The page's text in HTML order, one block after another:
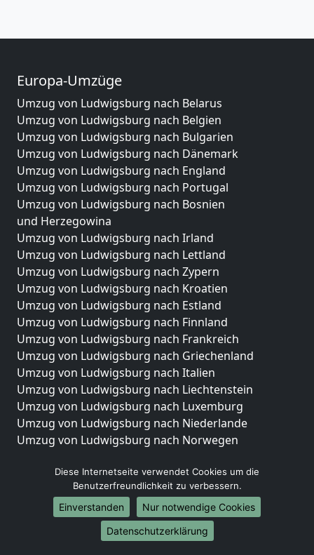
Europa-Umzüge
Umzug von Ludwigsburg nach Belarus
Umzug von Ludwigsburg nach Belgien
Umzug von Ludwigsburg nach Bulgarien
Umzug von Ludwigsburg nach Dänemark
Umzug von Ludwigsburg nach England
Umzug von Ludwigsburg nach Portugal
Umzug von Ludwigsburg nach Bosnien
und Herzegowina
Umzug von Ludwigsburg nach Irland
Umzug von Ludwigsburg nach Lettland
Umzug von Ludwigsburg nach Zypern
Umzug von Ludwigsburg nach Kroatien
Umzug von Ludwigsburg nach Estland
Umzug von Ludwigsburg nach Finnland
Umzug von Ludwigsburg nach Frankreich
Umzug von Ludwigsburg nach Griechenland
Umzug von Ludwigsburg nach Italien
Umzug von Ludwigsburg nach Liechtenstein
Umzug von Ludwigsburg nach Luxemburg
Umzug von Ludwigsburg nach Niederlande
Umzug von Ludwigsburg nach Norwegen
Umzüge-Deutschlandweit
Umzug von Ludwigsburg nach Berlin
Umzug von Ludwigsburg nach Hamburg
Umzug von Ludwigsburg nach München
Umzug von Ludwigsburg nach Köln
Diese Internetseite verwendet Cookies um die
Benutzerfreundlichkeit zu verbessern.
Einverstanden
Nur notwendige Cookies
Datenschutzerklärung